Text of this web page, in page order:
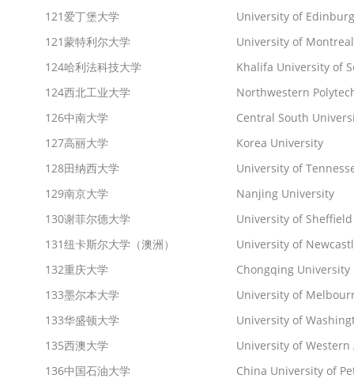
121爱丁堡大学
University of
121蒙特利尔大学
University of Montreal
124哈利法科技大学
Khalifa University of
124西北工业大学
Northwestern
126中南大学
Central South
127高丽大学
Korea University
128田纳西大学
University of
129南京大学
Nanjing University
130谢菲尔德大学
University of Sheffield
131纽卡斯尔大学（澳洲）
University of
132重庆大学
Chongqing University
133墨尔本大学
University of
133华盛顿大学
University of
135西澳大学
University of
136中国石油大学
China University of